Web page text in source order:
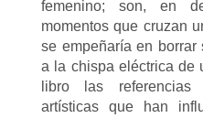
femenino; son, en
momentos que cruzan
se empeñaría en
a la chispa eléctrica de
libro las referencias
artísticas que han